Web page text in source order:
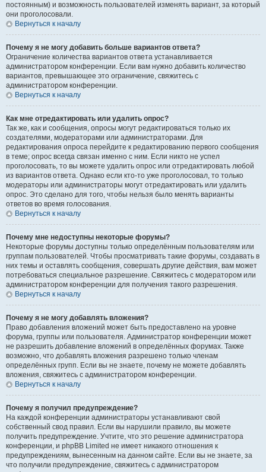
постоянным) и возможность пользователей изменять вариант, за который
они проголосовали.
Вернуться к началу
Почему я не могу добавить больше вариантов ответа?
Ограничение количества вариантов ответа устанавливается
администратором конференции. Если вам нужно добавить количество
вариантов, превышающее это ограничение, свяжитесь с
администратором конференции.
Вернуться к началу
Как мне отредактировать или удалить опрос?
Так же, как и сообщения, опросы могут редактироваться только их
создателями, модераторами или администраторами. Для
редактирования опроса перейдите к редактированию первого сообщения
в теме; опрос всегда связан именно с ним. Если никто не успел
проголосовать, то вы можете удалить опрос или отредактировать любой
из вариантов ответа. Однако если кто-то уже проголосовал, то только
модераторы или администраторы могут отредактировать или удалить
опрос. Это сделано для того, чтобы нельзя было менять варианты
ответов во время голосования.
Вернуться к началу
Почему мне недоступны некоторые форумы?
Некоторые форумы доступны только определённым пользователям или
группам пользователей. Чтобы просматривать такие форумы, создавать в
них темы и оставлять сообщения, совершать другие действия, вам может
потребоваться специальное разрешение. Свяжитесь с модератором или
администратором конференции для получения такого разрешения.
Вернуться к началу
Почему я не могу добавлять вложения?
Право добавления вложений может быть предоставлено на уровне
форума, группы или пользователя. Администратор конференции может
не разрешить добавление вложений в определённых форумах. Также
возможно, что добавлять вложения разрешено только членам
определённых групп. Если вы не знаете, почему не можете добавлять
вложения, свяжитесь с администратором конференции.
Вернуться к началу
Почему я получил предупреждение?
На каждой конференции администраторы устанавливают свой
собственный свод правил. Если вы нарушили правило, вы можете
получить предупреждение. Учтите, что это решение администратора
конференции, и phpBB Limited не имеет никакого отношения к
предупреждениям, вынесенным на данном сайте. Если вы не знаете, за
что получили предупреждение, свяжитесь с администратором